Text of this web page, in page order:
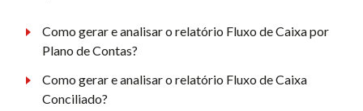
Como gerar e analisar o relatório Fluxo de Caixa por
Plano de Contas?
Como gerar e analisar o relatório Fluxo de Caixa
Conciliado?